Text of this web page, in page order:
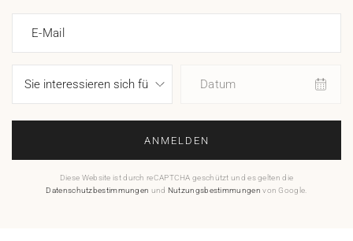
E-Mail
Datum
ANMELDEN
Diese Website ist durch reCAPTCHA geschützt und es gelten die
Datenschutzbestimmungen und Nutzungsbestimmungen von Google.